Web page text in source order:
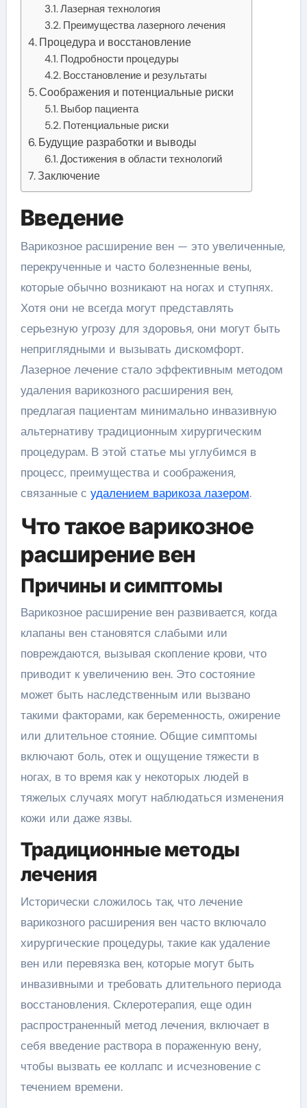
Лазерная технология
Преимущества лазерного лечения
Процедура и восстановление
Подробности процедуры
Восстановление и результаты
Соображения и потенциальные риски
Выбор пациента
Потенциальные риски
Будущие разработки и выводы
Достижения в области технологий
Заключение
Введение
Варикозное расширение вен — это увеличенные,
перекрученные и часто болезненные вены,
которые обычно возникают на ногах и ступнях.
Хотя они не всегда могут представлять
серьезную угрозу для здоровья, они могут быть
неприглядными и вызывать дискомфорт.
Лазерное лечение стало эффективным методом
удаления варикозного расширения вен,
предлагая пациентам минимально инвазивную
альтернативу традиционным хирургическим
процедурам. В этой статье мы углубимся в
процесс, преимущества и соображения,
связанные с удалением варикоза лазером.
Что такое варикозное
расширение вен
Причины и симптомы
Варикозное расширение вен развивается, когда
клапаны вен становятся слабыми или
повреждаются, вызывая скопление крови, что
приводит к увеличению вен. Это состояние
может быть наследственным или вызвано
такими факторами, как беременность, ожирение
или длительное стояние. Общие симптомы
включают боль, отек и ощущение тяжести в
ногах, в то время как у некоторых людей в
тяжелых случаях могут наблюдаться изменения
кожи или даже язвы.
Традиционные методы
лечения
Исторически сложилось так, что лечение
варикозного расширения вен часто включало
хирургические процедуры, такие как удаление
вен или перевязка вен, которые могут быть
инвазивными и требовать длительного периода
восстановления. Склеротерапия, еще один
распространенный метод лечения, включает в
себя введение раствора в пораженную вену,
чтобы вызвать ее коллапс и исчезновение с
течением времени.